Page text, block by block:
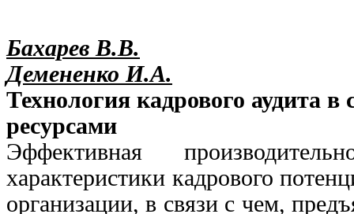
Бахарев В.В.
Демененко И.А.
Технология кадрового аудита
ресурсами
Эффективная
характеристики кадрового
организации, в связи с чем,